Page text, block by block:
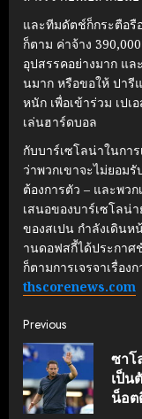
และทีมดัตช์ก็กระตือรื
ก็ตาม ค่าจ้าง
อุปสรรคอย่างมาก แล
นมาก หรือขอให้ ปารี
หนัก เพื่อเข้าร่วม เป
เล่นฮาร์ดบอล
กับบาร์เซโลน่าในกา
ว่าพวกเขาจะไม่ยอม
ต้องการตัว – และพว
เสนอของบาร์เซโลน่
ของสเปน กําลังเดินห
านดอฟสกี้ได้ประกาศ
ก็ตามการเจรจาเรื่อง
thscorenews.com
Continue
Reading
Previous
ซาโ
เป็น
น็อต